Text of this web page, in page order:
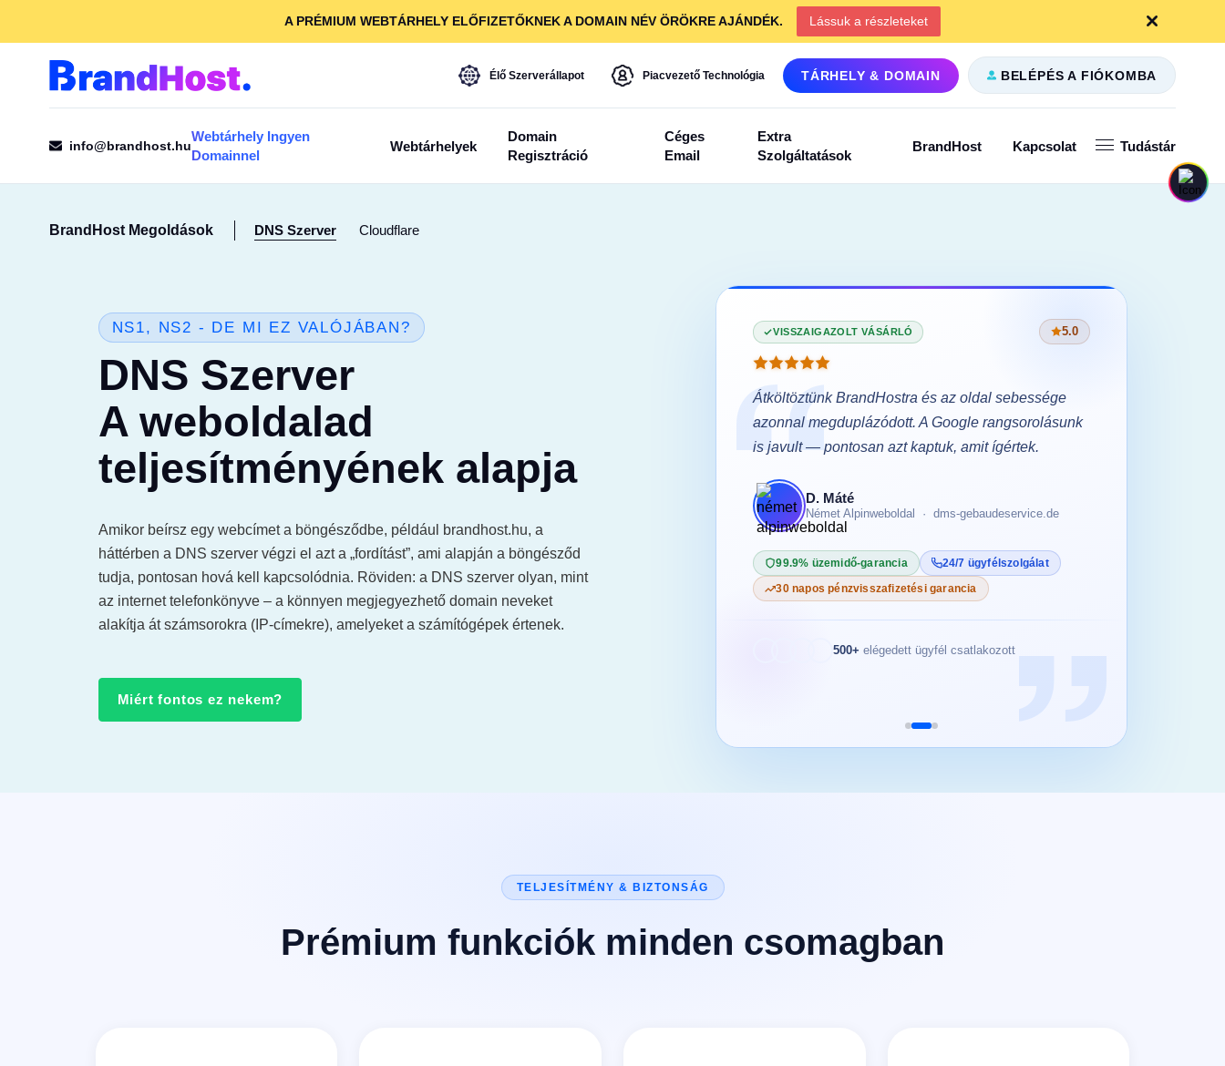
A PRÉMIUM WEBTÁRHELY ELŐFIZETŐKNEK A DOMAIN NÉV ÖRÖKRE AJÁNDÉK. Lássuk a részleteket
Élő Szerverállapot Piacvezető Technológia TÁRHELY & DOMAIN BELÉPÉS A FIÓKOMBA
info@brandhost.hu
Webtárhely Ingyen
Domainnel
Webtárhelyek
Domain
Regisztráció
Céges
Email
Extra
Szolgáltatások
BrandHost Kapcsolat Tudástár
BrandHost Megoldások DNS Szerver Cloudflare
NS1, NS2 - DE MI EZ VALÓJÁBAN?
DNS Szerver
A weboldalad
teljesítményének alapja
Amikor beírsz egy webcímet a böngésződbe, például brandhost.hu, a
háttérben a DNS szerver végzi el azt a „fordítást”, ami alapján a böngésződ
tudja, pontosan hová kell kapcsolódnia. Röviden: a DNS szerver olyan, mint
az internet telefonkönyve – a könnyen megjegyezhető domain neveket
alakítja át számsorokra (IP-címekre), amelyeket a számítógépek értenek.
Miért fontos ez nekem?
VISSZAIGAZOLT VÁSÁRLÓ
Gyors, megbízható, és ha kérdésem van, perceken
stabil.
N. Péter
Szálláshelyfoglaló weboldal · tiszaparton.hu
24/7 ügyfélszolgálat
VISSZAIGAZOLT VÁSÁRLÓ 5.0
Átköltöztünk BrandHostra és az oldal sebessége
azonnal megduplázódott. A Google rangsorolásunk
is javult — pontosan azt kaptuk, amit ígértek.
D. Máté
Német Alpinweboldal · dms-gebaudeservice.de
99.9% üzemidő-garancia
24/7 ügyfélszolgálat
30 napos pénzvisszafizetési garancia
500+ elégedett ügyfél csatlakozott
TELJESÍTMÉNY & BIZTONSÁG
Prémium funkciók minden csomagban